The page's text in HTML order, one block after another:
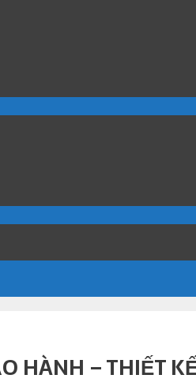
HÀNH – THIẾT